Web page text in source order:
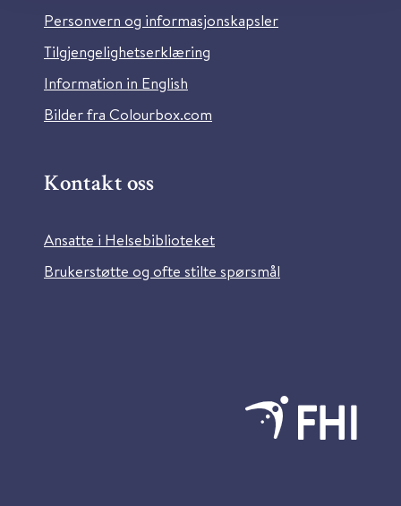
Personvern og informasjonskapsler
Tilgjengelighetserklæring
Information in English
Bilder fra Colourbox.com
Kontakt oss
Ansatte i Helsebiblioteket
Brukerstøtte og ofte stilte spørsmål